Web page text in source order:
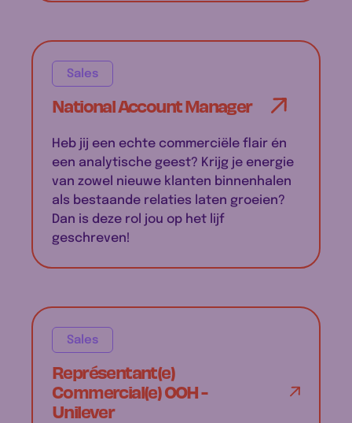
Sales
National Account Manager
Heb jij een echte commerciële flair én
een analytische geest? Krijg je energie
van zowel nieuwe klanten binnenhalen
als bestaande relaties laten groeien?
Dan is deze rol jou op het lijf
geschreven!
Sales
Représentant(e)
Commercial(e) OOH -
Unilever